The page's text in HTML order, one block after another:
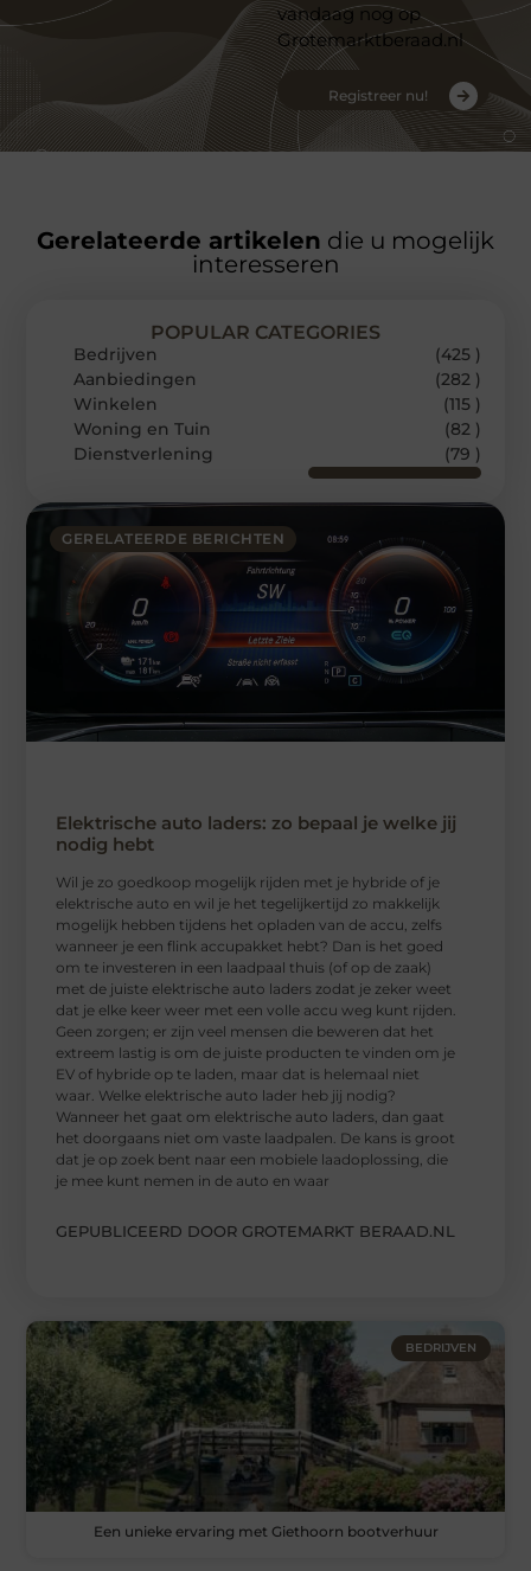
vandaag nog op
Grotemarktberaad.nl
Registreer nu!
Gerelateerde artikelen die u mogelijk
interesseren
GERELATEERDE BERICHTEN
Elektrische auto laders: zo bepaal je welke jij
nodig hebt
Wil je zo goedkoop mogelijk rijden met je hybride of je
elektrische auto en wil je het tegelijkertijd zo makkelijk
mogelijk hebben tijdens het opladen van de accu, zelfs
wanneer je een flink accupakket hebt? Dan is het goed
om te investeren in een laadpaal thuis (of op de zaak)
met de juiste elektrische auto laders zodat je zeker weet
dat je elke keer weer met een volle accu weg kunt rijden.
Geen zorgen; er zijn veel mensen die beweren dat het
extreem lastig is om de juiste producten te vinden om je
EV of hybride op te laden, maar dat is helemaal niet
waar. Welke elektrische auto lader heb jij nodig?
Wanneer het gaat om elektrische auto laders, dan gaat
het doorgaans niet om vaste laadpalen. De kans is groot
dat je op zoek bent naar een mobiele laadoplossing, die
je mee kunt nemen in de auto en waar
GEPUBLICEERD DOOR GROTEMARKT BERAAD.NL
POPULAR CATEGORIES
Bedrijven
(425 )
Aanbiedingen
(282 )
Winkelen
(115 )
Woning en Tuin
(82 )
Dienstverlening
(79 )
BEDRIJVEN
Een unieke ervaring met Giethoorn bootverhuur